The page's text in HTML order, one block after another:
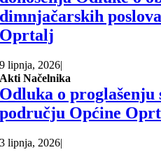
dimnjačarskih
Oprtalj
9 lipnja, 2026|
Akti Načelnika
Odluka o proglašenju
području Općine
3 lipnja, 2026|